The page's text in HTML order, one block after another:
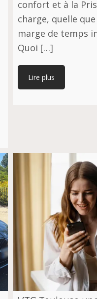
confort et à la
charge, quelle
marge de temps
Quoi […]
Lire plus